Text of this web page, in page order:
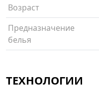
Возраст
Предназначение
белья
ТЕХНОЛОГИИ